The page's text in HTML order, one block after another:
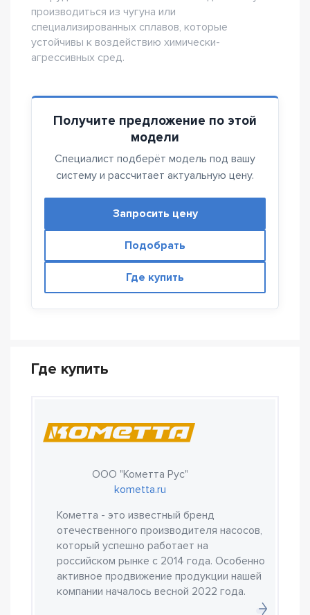
производиться из чугуна или
специализированных сплавов, которые
устойчивы к воздействию химически-
агрессивных сред.
Получите предложение по этой
модели
Специалист подберёт модель под вашу
систему и рассчитает актуальную цену.
Запросить цену
Подобрать
Где купить
Где купить
ООО "Кометта Рус"
kometta.ru
Кометта - это известный бренд
отечественного производителя насосов,
который успешно работает на
российском рынке с 2014 года. Особенно
активное продвижение продукции нашей
компании началось весной 2022 года.